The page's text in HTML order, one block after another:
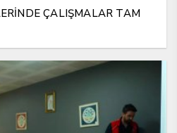
ÇALIŞMALAR TAM